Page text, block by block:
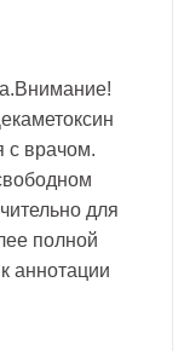
с врачом.
для
полной
аннотации